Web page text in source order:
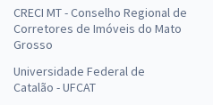
CRECI MT - Conselho Regional de
Corretores de Imóveis do Mato
Grosso
Universidade Federal de
Catalão - UFCAT